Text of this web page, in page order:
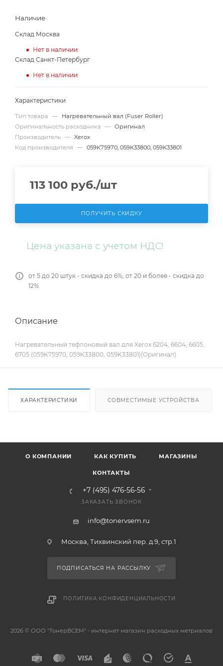
Наличие
Склад Москва
Нет в наличии
Склад Санкт-Петербург
Нет в наличии
Характеристики
Тип товара —
Нагревательный вал (Fuser Roller)
Оригинальность расходника
— Оригинал
Производитель — Xerox
Код производителя
— 059K75970, 059K33800, 059K33801
113 100 руб./шт
ПОЛУЧИТЬ СКИДКУ
Цена указана с учетом НДС!
от 5 до 20 штук - скидка до 6%, от 20 и более - скидка до
12%
Описание
Нагревательный тефлоновый вал для Xerox 6204, 6604, 6605,
6705 (059K75970, 059K33800, 059K33801)(Оригинал)
ХАРАКТЕРИСТИКИ СОВМЕСТИМЫЕ УСТРОЙСТВА
О КОМПАНИИ КАК КУПИТЬ МАГАЗИНЫ
КОНТАКТЫ
+7 (495) 476-56-56
ЗАКАЗАТЬ ЗВОНОК
info@tonervsem.ru
Москва, Тихвинский пер. д.9, стр.1
ПОДПИСАТЬСЯ НА РАССЫЛКУ
ПОЛИТИКА КОНФИДЕНЦИАЛЬНОСТИ
2026 © ООО "ТонерВСЕМ" - интернет магазин расходных метриалов